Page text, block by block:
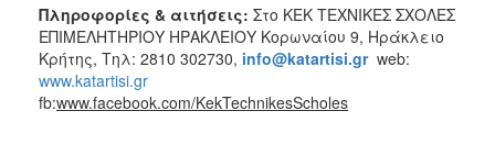
Πληροφορίες & αιτήσεις: Στο ΚΕΚ ΤΕΧΝΙΚΕΣ ΣΧΟΛΕΣ
ΕΠΙΜΕΛΗΤΗΡΙΟΥ ΗΡΑΚΛΕΙΟΥ Κορωναίου 9, Ηράκλειο
Κρήτης, Τηλ: 2810 302730, info@katartisi.grweb:
www.katartisi.gr
fb:www.facebook.com/KekTechnikesScholes